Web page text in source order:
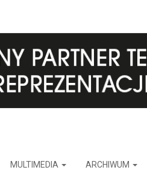
MULTIMEDIA ARCHIWUM